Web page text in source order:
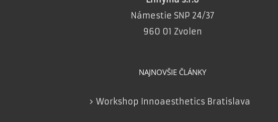
Námestie SNP 24/37
960 01 Zvolen
NAJNOVŠIE ČLÁNKY
Workshop Innoaesthetics Bratislava